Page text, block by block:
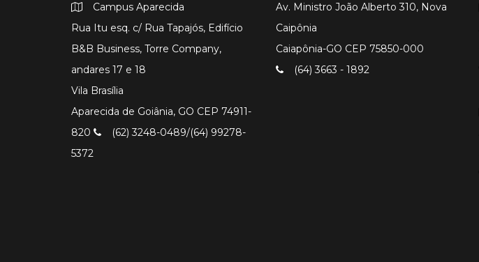
Campus Aparecida
Rua Itu esq. c/ Rua Tapajós, Edifício
B&B Business, Torre Company,
andares 17 e 18
Vila Brasília
Aparecida de Goiânia, GO CEP 74911-
820
(62) 3248-0489/(64) 99278-
5372
Av. Ministro João Alberto 310, Nova
Caipônia
Caiapônia-GO CEP 75850-000
(64) 3663 - 1892